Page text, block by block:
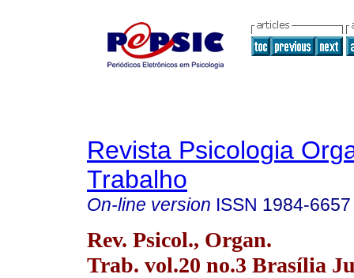
Revista Psicologia
Trabalho
On-line version ISSN 1984-6657
Rev. Psicol., Organ.
Trab. vol.20 no.3 Brasília